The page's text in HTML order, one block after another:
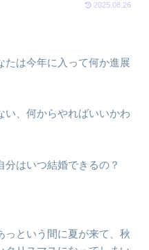
2025.08.26
たは今年に入って何か進展
い、何からやればいいかわ
はいつ結婚できるの？
っという間に夏が来て、秋